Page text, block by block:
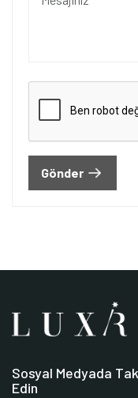
Gönder
Sosyal Medyada
Edin